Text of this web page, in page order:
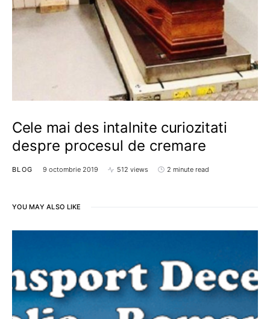
Cele mai des intalnite curiozitati
despre procesul de cremare
BLOG 9 octombrie 2019 512 views 2 minute read
YOU MAY ALSO LIKE